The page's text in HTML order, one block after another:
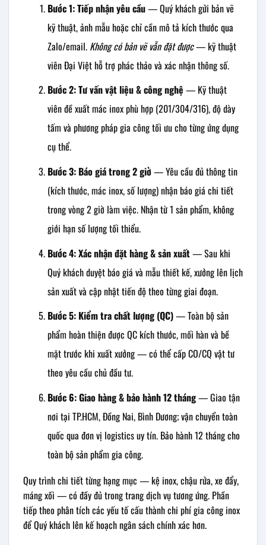
Bước 1: Tiếp nhận yêu cầu— Quý khách gửi bản vẽ
kỹ thuật, ảnh mẫu hoặc chỉ cần mô tả kích thước qua
Zalo/email. Không có bản vẽ vẫn đặt được— kỹ thuật
viên Đại Việt hỗ trợ phác thảo và xác nhận thông số.
Bước 2: Tư vấn vật liệu & công nghệ — Kỹ thuật
viên đề xuất mác inox phù hợp (201/304/316), độ dày
tấm và phương pháp gia công tối ưu cho từng ứng dụng
cụ thể.
Bước 3: Báo giá trong 2 giờ— Yêu cầu đủ thông tin
(kích thước, mác inox, số lượng) nhận báo giá chi tiết
trong vòng 2 giờ làm việc. Nhận từ 1 sản phẩm, không
giới hạn số lượng tối thiểu.
Bước 4: Xác nhận đặt hàng & sản xuất— Sau khi
Quý khách duyệt báo giá và mẫu thiết kế, xưởng lên lịch
sản xuất và cập nhật tiến độ theo từng giai đoạn.
Bước 5: Kiểm tra chất lượng (QC)— Toàn bộ sản
phẩm hoàn thiện được QC kích thước, mối hàn và bề
mặt trước khi xuất xưởng — có thể cấp CO/CQ vật tư
theo yêu cầu chủ đầu tư.
Bước 6: Giao hàng & bảo hành 12 tháng— Giao tận
nơi tại TP.HCM, Đồng Nai, Bình Dương; vận chuyển toàn
quốc qua đơn vị logistics uy tín. Bảo hành 12 tháng cho
toàn bộ sản phẩm gia công.
Quy trình chi tiết từng hạng mục — kệ inox, chậu rửa, xe đẩy,
máng xối — có đầy đủ trong trang dịch vụ tương ứng. Phần
tiếp theo phân tích các yếu tố cấu thành chi phí gia công inox
để Quý khách lên kế hoạch ngân sách chính xác hơn.